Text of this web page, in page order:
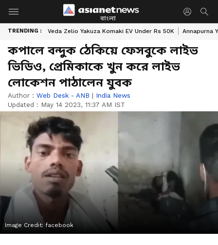
বাংলা
TRENDING : Veda Zelio Yakuza Komaki EV Under Rs 50K Annapurna
কপালে বন্দুক ঠেকিয়ে ফেসবুকে লাইভ
ভিডিও, প্রেমিকাকে খুন করে লাইভ
লোকেশন পাঠালেন যুবক
Author : Web Desk - ANB | India News
Updated : May 14 2023, 11:37 AM IST
Image Credit: facebook